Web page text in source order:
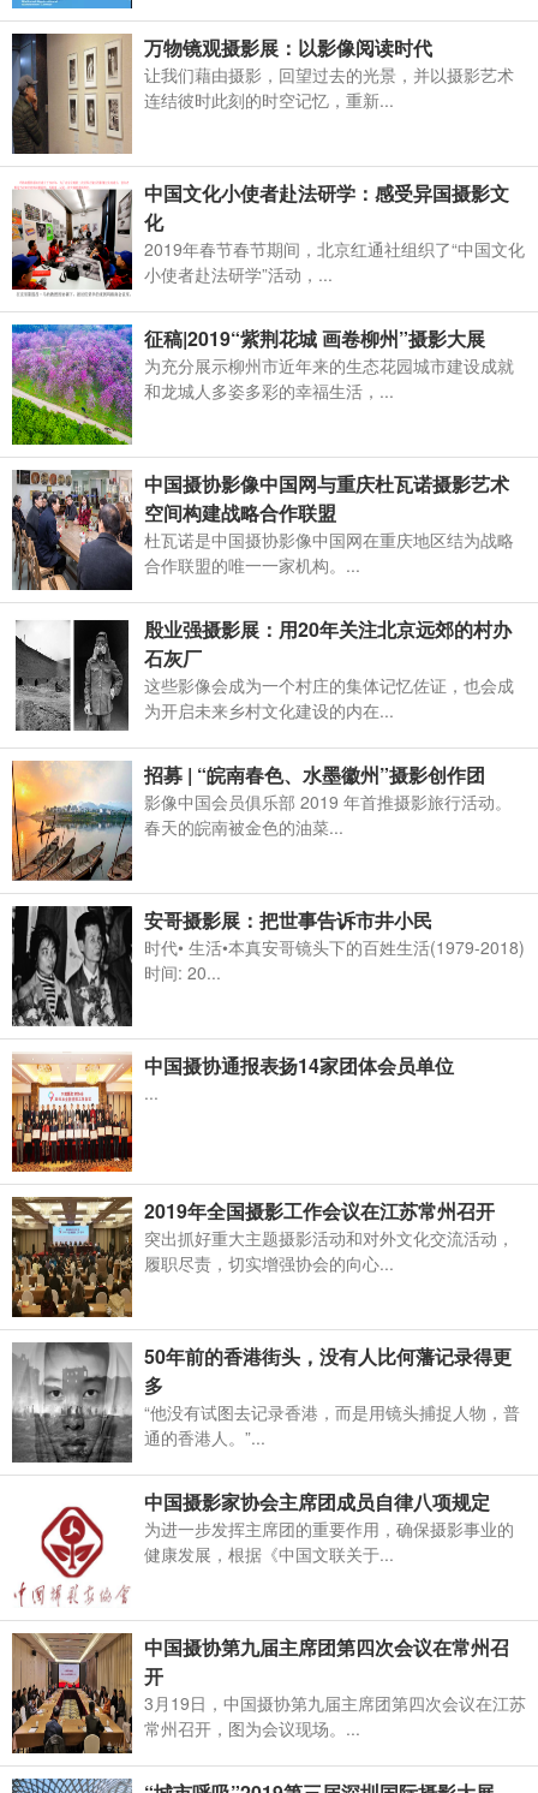
万物镜观摄影展：以影像阅读时代
让我们藉由摄影，回望过去的光景，并以摄影艺术
连结彼时此刻的时空记忆，重新...
中国文化小使者赴法研学：感受异国摄影文
化
2019年春节春节期间，北京红通社组织了“中国文化
小使者赴法研学”活动，...
征稿|2019“紫荆花城 画卷柳州”摄影大展
为充分展示柳州市近年来的生态花园城市建设成就
和龙城人多姿多彩的幸福生活，...
中国摄协影像中国网与重庆杜瓦诺摄影艺术
空间构建战略合作联盟
杜瓦诺是中国摄协影像中国网在重庆地区结为战略
合作联盟的唯一一家机构。...
殷业强摄影展：用20年关注北京远郊的村办
石灰厂
这些影像会成为一个村庄的集体记忆佐证，也会成
为开启未来乡村文化建设的内在...
招募 | “皖南春色、水墨徽州”摄影创作团
影像中国会员俱乐部 2019 年首推摄影旅行活动。
春天的皖南被金色的油菜...
安哥摄影展：把世事告诉市井小民
时代• 生活•本真安哥镜头下的百姓生活(1979-2018)
时间: 20...
中国摄协通报表扬14家团体会员单位
...
2019年全国摄影工作会议在江苏常州召开
突出抓好重大主题摄影活动和对外文化交流活动，
履职尽责，切实增强协会的向心...
50年前的香港街头，没有人比何藩记录得更
多
“他没有试图去记录香港，而是用镜头捕捉人物，普
通的香港人。”...
中国摄影家协会主席团成员自律八项规定
为进一步发挥主席团的重要作用，确保摄影事业的
健康发展，根据《中国文联关于...
中国摄协第九届主席团第四次会议在常州召
开
3月19日，中国摄协第九届主席团第四次会议在江苏
常州召开，图为会议现场。...